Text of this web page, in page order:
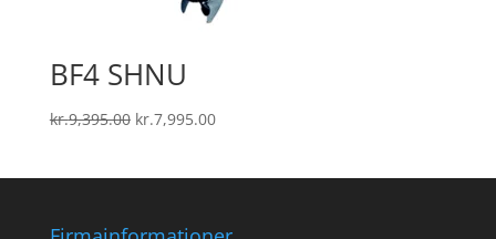
BF4 SHNU
kr.9,395.00 Den
kr.7,995.00Den